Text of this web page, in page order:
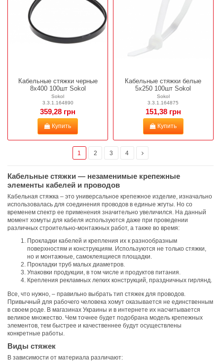
Кабельные стяжки черные
8х400 100шт Sokol
Sokol
3.3.1.164890
359,28 грн
Купить
Кабельные стяжки белые
5х250 100шт Sokol
Sokol
3.3.1.164875
151,38 грн
Купить
1 2 3 4
Кабельные стяжки — незаменимые крепежные
элементы кабелей и проводов
Кабельная стяжка – это универсальное крепежное изделие, изначально
использовалась для соединения проводов в единые жгуты. Но со
временем спектр ее применения значительно увеличился. На данный
момент хомуты для кабеля используются даже при проведении
различных строительно-монтажных работ, а также во время:
Прокладки кабелей и крепления их к разнообразным
поверхностям и конструкциям. Используются не только стяжки,
но и монтажные, самоклеящиеся площадки.
Прокладки труб малых диаметров.
Упаковки продукции, в том числе и продуктов питания.
Крепления рекламных легких конструкций, праздничных гирлянд.
Все, что нужно, – правильно выбрать тип стяжек для проводов.
Привычный для рабочего человека хомут оказывается не единственным
в своем роде. В магазинах Украины и в интернете их насчитывается
великое множество. Чем точнее будет подобрана модель крепежных
элементов, тем быстрее и качественнее будут осуществлены
конкретные работы.
Виды стяжек
В зависимости от материала различают: